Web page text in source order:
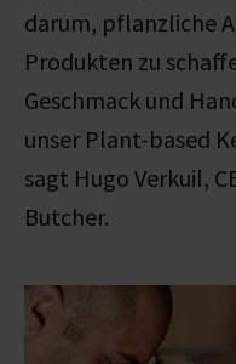
darum, pflanzliche
Produkten zu
Geschmack und
unser Plant-based
sagt Hugo Verkuil,
Butcher.